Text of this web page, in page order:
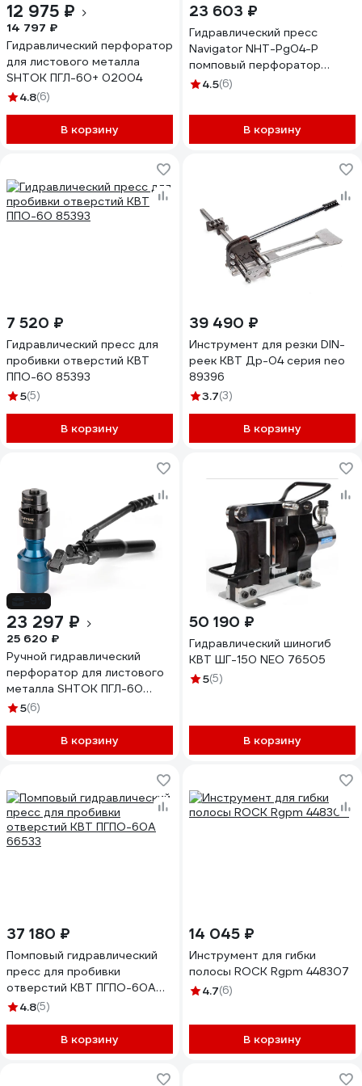
12 975 ₽
14 797 ₽
Гидравлический перфоратор
для листового металла
SHTOK ПГЛ-60+ 02004
4.8(6)
В корзину
23 603 ₽
Гидравлический пресс
Navigator NHT-Pg04-P
помповый перфоратор
82609
4.5(6)
В корзину
7 520 ₽
Гидравлический пресс для
пробивки отверстий КВТ
ППО-60 85393
5(5)
В корзину
39 490 ₽
Инструмент для резки DIN-
реек КВТ Др-04 серия neo
89396
3.7(3)
В корзину
23 297 ₽
25 620 ₽
Ручной гидравлический
перфоратор для листового
металла SHTOK ПГЛ-60
01102
5(6)
В корзину
50 190 ₽
Гидравлический шиногиб
КВТ ШГ-150 NEO 76505
5(5)
В корзину
37 180 ₽
Помповый гидравлический
пресс для пробивки
отверстий КВТ ПГПО-60А
66533
4.8(5)
В корзину
14 045 ₽
Инструмент для гибки
полосы ROCK Rgpm 448307
4.7(6)
В корзину